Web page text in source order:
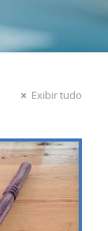
Exibir tudo